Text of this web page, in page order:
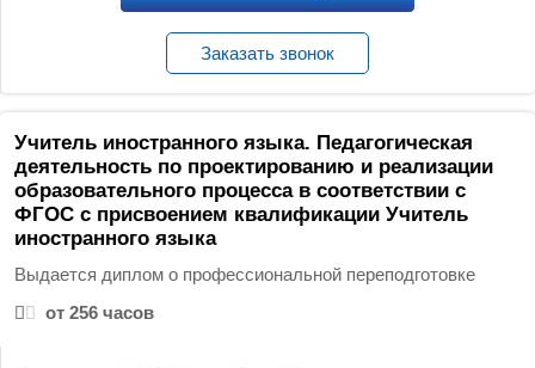
Заказать звонок
Учитель иностранного языка. Педагогическая
деятельность по проектированию и реализации
образовательного процесса в соответствии с
ФГОС с присвоением квалификации Учитель
иностранного языка
Выдается диплом о профессиональной переподготовке
от 256 часов